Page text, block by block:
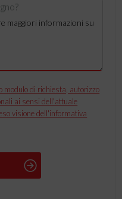
modulo di richiesta, autorizzo
ai sensi dell'attuale
visione dell'informativa